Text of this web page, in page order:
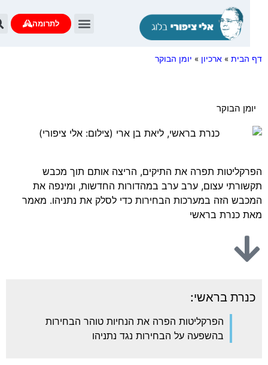
לתרומה
»ארכיון»יומן הבוקר
הבוקר
תפרה את התיקים, הריצה אותם תוך מכבש
עצום, ערב ערב במהדורות החדשות, ומינפה את
הזה במערכות הבחירות כדי לסלק את נתניהו. מאמר
כנרת בראשי
בראשי:
הפרקליטות הפרה את הנחיות טוהר הבחירות
בהשפעה על הבחירות נגד נתניהו